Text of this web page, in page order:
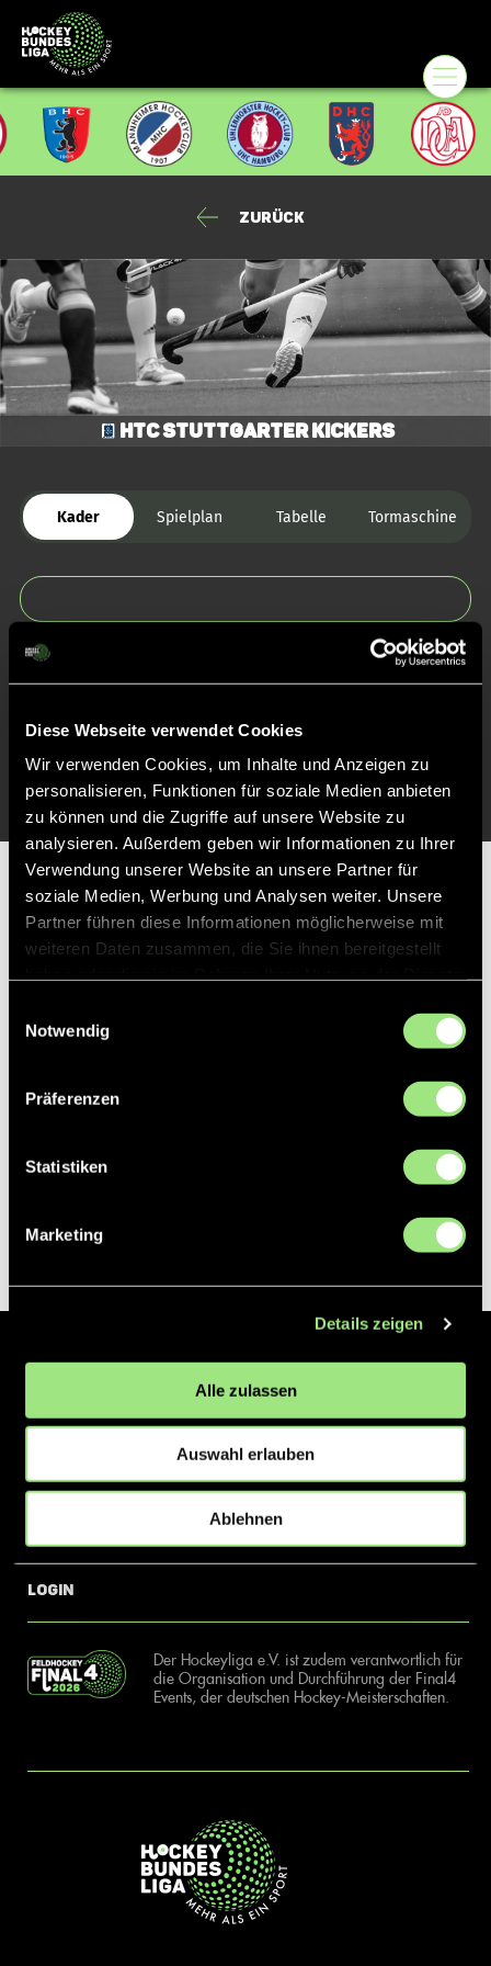
Diese Webseite verwendet Cookies
Wir verwenden Cookies, um Inhalte und Anzeigen zu
personalisieren, Funktionen für soziale Medien anbieten
zu können und die Zugriffe auf unsere Website zu
analysieren. Außerdem geben wir Informationen zu Ihrer
Verwendung unserer Website an unsere Partner für
soziale Medien, Werbung und Analysen weiter. Unsere
Partner führen diese Informationen möglicherweise mit
weiteren Daten zusammen, die Sie ihnen bereitgestellt
Notwendig
Präferenzen
Statistiken
Marketing
Details zeigen
Alle zulassen
Auswahl erlauben
Ablehnen
Zurück
HTC Stuttgarter Kickers
Kader Spielplan Tabelle Tormaschine
Partner
Der Hockeyliga e.V. ist verantwortlich für die Organisation und
der Halle. Insgesamt sind über 60 Vereine unter dem Dach der
Hockeyliga organisiert, sowohl im Herren als auch im Damen
News
Login
Kontakt
Der Hockeyliga e.V. ist zudem verantwortlich für
die Organisation und Durchführung der Final4
Events, der deutschen Hockey-Meisterschaften.